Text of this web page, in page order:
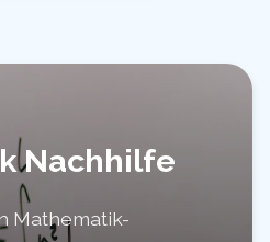
Nachhilfe
Mathematik-